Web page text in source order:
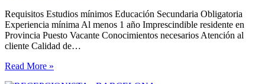
Requisitos Estudios mínimos Educación Secundaria Obligatoria
Experiencia mínima Al menos 1 año Imprescindible residente en
Provincia Puesto Vacante Conocimientos necesarios Atención al
cliente Calidad de…
Read More »